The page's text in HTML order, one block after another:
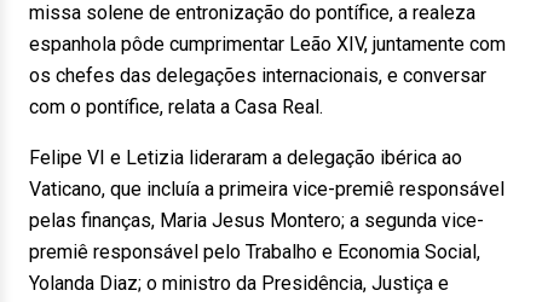
missa solene de entronização do pontífice, a realeza
espanhola pôde cumprimentar Leão XIV, juntamente com
os chefes das delegações internacionais, e conversar
com o pontífice, relata a Casa Real.
Felipe VI e Letizia lideraram a delegação ibérica ao
Vaticano, que incluía a primeira vice-premiê responsável
pelas finanças, Maria Jesus Montero; a segunda vice-
premiê responsável pelo Trabalho e Economia Social,
Yolanda Diaz; o ministro da Presidência, Justiça e